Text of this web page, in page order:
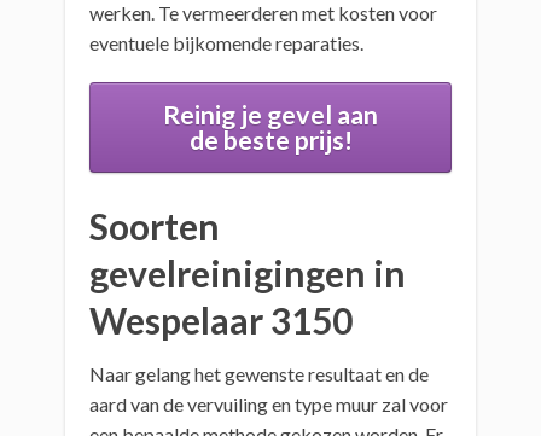
werken. Te vermeerderen met kosten voor
eventuele bijkomende reparaties.
Reinig je gevel aan
de beste prijs!
Soorten
gevelreinigingen in
Wespelaar 3150
Naar gelang het gewenste resultaat en de
aard van de vervuiling en type muur zal voor